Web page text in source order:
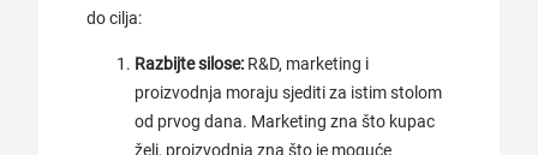
do cilja:
Razbijte silose: R&D, marketing i
proizvodnja moraju sjediti za istim stolom
od prvog dana. Marketing zna što kupac
želi, proizvodnja zna što je moguće